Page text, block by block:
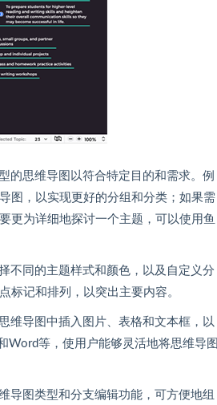
的思维导图以符合特定目的和需求。例
图，以实现更好的分组和分类；如果需
更为详细地探讨一个主题，可以使用鱼
不同的主题样式和颜色，以及自定义分
标记和排列，以突出主要内容。
维导图中插入图片、表格和文本框，以
Word等，使用户能够灵活地将思维导图
导图类型和分支编辑功能，可方便地组